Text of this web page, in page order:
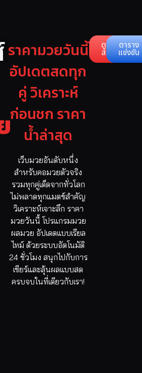
ราคามวยวันนี้
อัปเดตสดทุก
คู่ วิเคราะห์
ก่อนชก ราคา
น้ำล่าสุด
เว็บมวยอันดับหนึ่ง
สำหรับคอมวยตัวจริง
รวมทุกคู่เด็ดจากทั่วโลก
ไม่พลาดทุกแมตช์สำคัญ
วิเคราะห์เจาะลึก ราคา
มวยวันนี้ โปรแกรมมวย
ผลมวย อัปเดตแบบเรียล
ไทม์ ด้วยระบบอัตโนมัติ
24 ชั่วโมง สนุกไปกับการ
เชียร์และลุ้นผลแบบสด
ครบจบในที่เดียวกับเรา!
ดูคู่
สด
ตาราง
แข่งขัน